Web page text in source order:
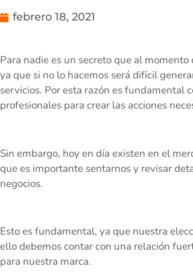
febrero 18, 2021
Para nadie es un secreto que al
ya que si no lo hacemos será difícil
servicios. Por esta razón es fundamental
profesionales para crear las acciones
Sin embargo, hoy en día existen en el
que es importante sentarnos y revisar
negocios.
Esto es fundamental, ya que nuestra
ello debemos contar con una relación
para nuestra marca.